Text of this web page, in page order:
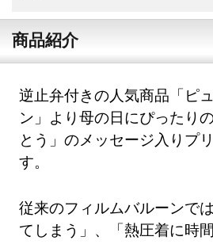
商品紹介
逆止弁付きの人気商品「ピ
ン」より母の日にぴったり
とう」のメッセージ入りプ
す。
従来のフィルムバルーンで
てしまう」、「熱圧着に時